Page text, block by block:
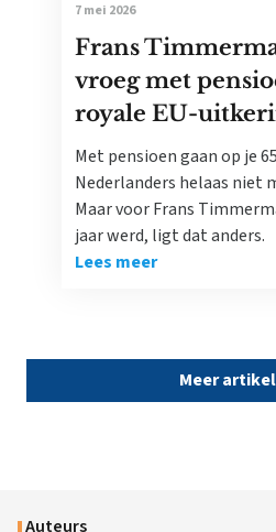
7 mei 2026
Frans
vroeg met
royale EU-
Met pensioen gaan op je
Nederlanders helaas niet
Maar voor Frans
jaar werd, ligt dat anders.
Lees meer
Meer
Auteurs